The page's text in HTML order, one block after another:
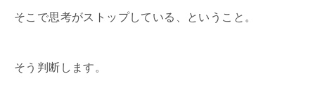
そこで思考がストップしている、ということ。
そう判断します。